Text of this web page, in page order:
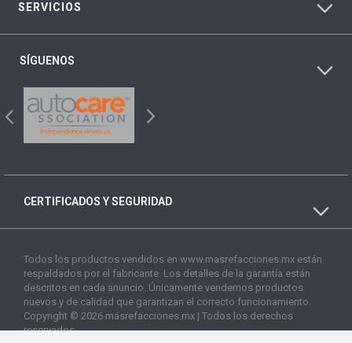
SERVICIOS
SÍGUENOS
CERTIFICADOS Y SEGURIDAD
Todos los productos vendidos en www.masrefacciones.mx están
respaldados por el fabricante. Los detalles de la garantía están
descritos en cada anuncio. Únicamente vendemos productos
nuevos y de calidad que garantizan el correcto funcionamiento.
Copyright © 2026 másrefacciones.mx | Todos los derechos
reservados